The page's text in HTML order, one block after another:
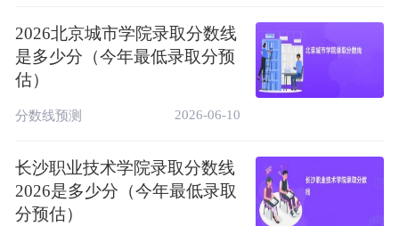
另外还可以通过赶考猫高考志愿模拟填报平
台，科学评估潍坊环境工程职业学院2025年
在各省的预估录取分数线与录取率。
数线一览表（官方最新数据）
为方便2026届考生精准定位报考水平，以下
2026北京城市学院录取分数线
是多少分（今年最低录取分预
估）
分数线预测 2026-06-10
长沙职业技术学院录取分数线
2026是多少分（今年最低录取
分预估）